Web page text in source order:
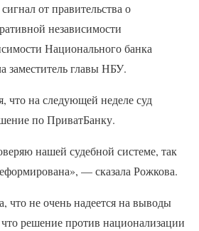
от правительства о
независимости
Национального банка
главы НБУ.
что на следующей неделе суд
по ПриватБанку.
нашей судебной системе, так
— сказала Рожкова.
что не очень надеется на выводы
решение против национализации